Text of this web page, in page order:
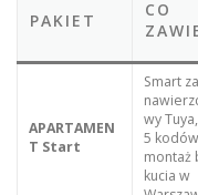
PAKIET
CO
APARTAMEN
T Start
Smart
wy
5
montaż
kucia w